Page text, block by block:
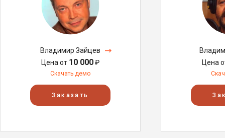
Владимир Зайцев
Цена от 10 000₽
Скачать демо
Заказать
Цена